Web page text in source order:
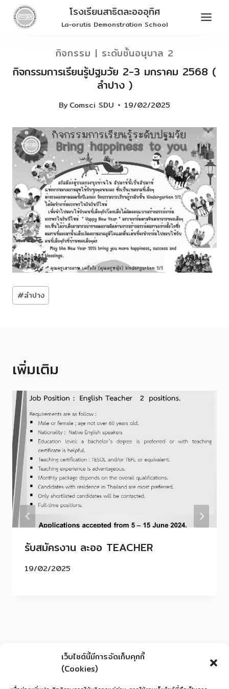
เว็บไซต์นี้มีการจัดเก็บคุกกี้
(Cookies)
Skip
โรงเรียนสาธิตละอออุทิศ
La-orutis Demonstration School
กิจกรรม | ระดับชั้นอนุบาล 2
กิจกรรมการเรียนรู้ปฐมวัย 2-3 มกราคม 2568 (
ลำปาง )
ByComsci SDU 19/02/2025
Post
Tags:
#ลำปาง
เพิ่มเติม
รับสมัครงาน ละออ TEACHER
19/02/2025